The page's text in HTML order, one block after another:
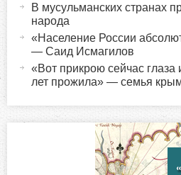
о
В мусульманских странах
народа
«Население России
— Саид Исмагилов
«Вот прикрою сейчас
лет прожила» — семья